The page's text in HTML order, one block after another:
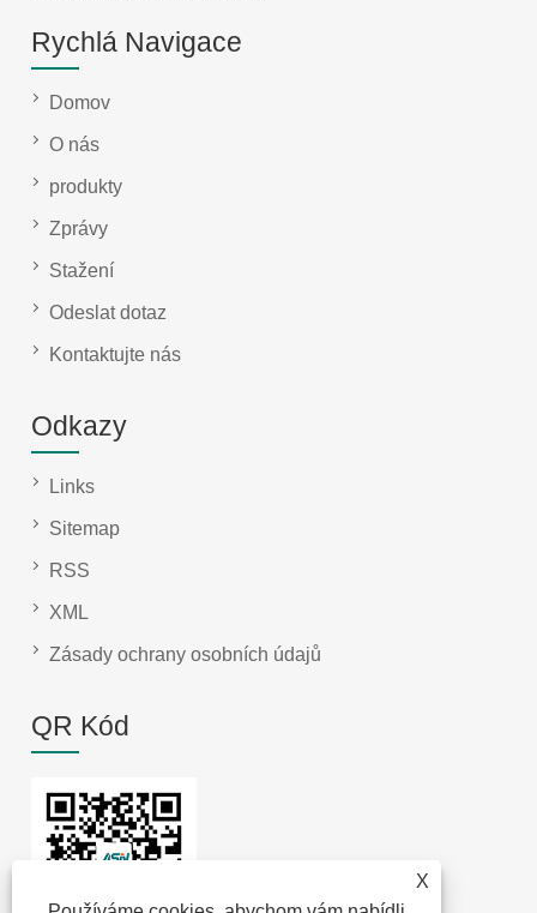
X
Rychlá Navigace
Domov
O nás
produkty
Zprávy
Stažení
Odeslat dotaz
Kontaktujte nás
Odkazy
Links
Sitemap
RSS
XML
Zásady ochrany osobních údajů
QR Kód